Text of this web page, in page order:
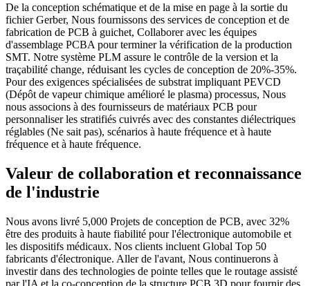
De la conception schématique et de la mise en page à la sortie du
fichier Gerber, Nous fournissons des services de conception et de
fabrication de PCB à guichet, Collaborer avec les équipes
d'assemblage PCBA pour terminer la vérification de la production
SMT. Notre système PLM assure le contrôle de la version et la
traçabilité change, réduisant les cycles de conception de 20%-35%.
Pour des exigences spécialisées de substrat impliquant PEVCD
(Dépôt de vapeur chimique amélioré le plasma) processus, Nous
nous associons à des fournisseurs de matériaux PCB pour
personnaliser les stratifiés cuivrés avec des constantes diélectriques
réglables (Ne sait pas), scénarios à haute fréquence et à haute
fréquence et à haute fréquence.
Valeur de collaboration et reconnaissance
de l'industrie
Nous avons livré 5,000 Projets de conception de PCB, avec 32%
être des produits à haute fiabilité pour l'électronique automobile et
les dispositifs médicaux. Nos clients incluent Global Top 50
fabricants d'électronique. Aller de l'avant, Nous continuerons à
investir dans des technologies de pointe telles que le routage assisté
par l'IA et la co-conception de la structure PCB 3D pour fournir des